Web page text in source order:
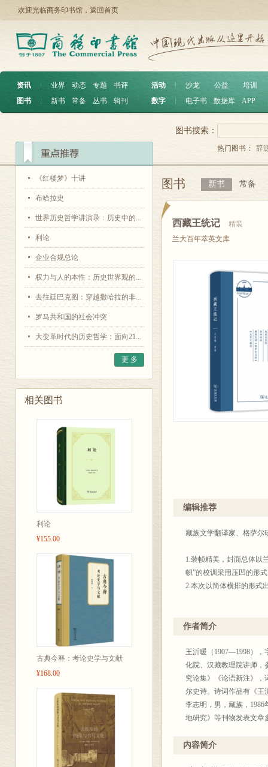
欢迎光临商务印书馆， 返回首页
资讯 ︱ 业界 动态 专题
书评
图书
︱ 新书 常备 丛书 辑刊
活动 沙龙 公益
培训
数字
电子书 数据库 APP
《红楼梦》十讲
布哈拉史
世界历史哲学讲演录：历史中的...
利论
企业合规总论
权力与人的本性：历史世界观的...
去往廷巴克图：穿越撒哈拉的非...
罗马共和国的社会冲突
大变革时代的历史哲学：面向21...
更 多
相关图书
利论
¥155.00
古典今释：考论史学与文献
¥168.00
图书搜索：
热门图书： 辞
图书 新书 常备
西藏王统记
精装
兰大百年萃英文库
编辑推荐
藏族文学翻译家、格萨尔
1.装帧精美，封面总体以
帜”的校训采用压凹的形
2.本次以简体横排的形式
作者简介
王沂暖（1907—1998），
化院、汉藏教理院讲师，
究论集》《论语新注》，
尔史诗。诗词作品有《王
李志明，男，藏族，
地研究》等刊物发表文章
内容简介